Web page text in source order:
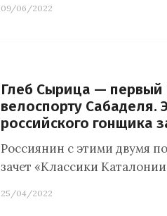
09/06/2022
Глеб Сырица — первый
велоспорту Сабаделя.
российского гонщика
Россиянин с этими двумя
зачет «Классики
25/04/2022